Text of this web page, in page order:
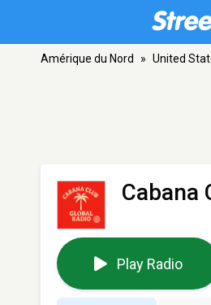
Amérique du Nord » United
Cabana
Play Radio